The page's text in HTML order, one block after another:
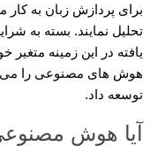
برای پردازش زبان به کار
تحلیل نمایند. بسته به
یافته در این زمینه متغیر
هوش های مصنوعی را می
توسعه داد.
آیا هوش